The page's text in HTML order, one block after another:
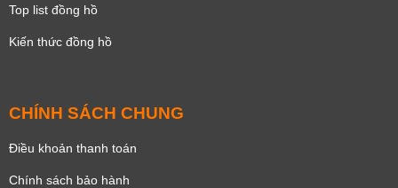
Top list đồng hồ
Kiến thức đồng hồ
CHÍNH SÁCH CHUNG
Điều khoản thanh toán
Chính sách bảo hành